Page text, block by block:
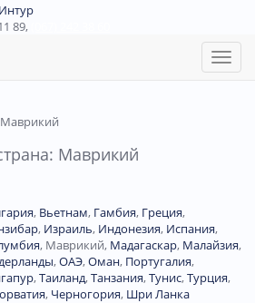
89,
Toggle
Маврикий
, Вьетнам, Гамбия, Греция,
, Израиль, Индонезия, Испания,
, Маврикий, Мадагаскар, Малайзия,
,ОАЭ,Оман, Португалия,
,Таиланд,Танзания,Тунис,Турция,
, Черногория, Шри Ланка